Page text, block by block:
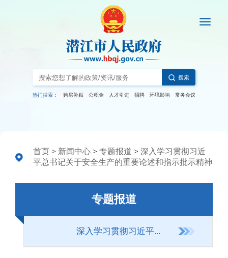
搜索
热门搜索： 购房补贴 公积金 人才引进 招聘 环境影响 常务会议
首页 > 新闻中心 > 专题报道 > 深入学习贯彻习近
平总书记关于安全生产的重要论述和指示批示精神
专题报道
深入学习贯彻习近平...